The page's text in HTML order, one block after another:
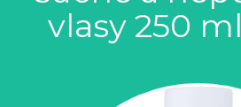
vlasy 250